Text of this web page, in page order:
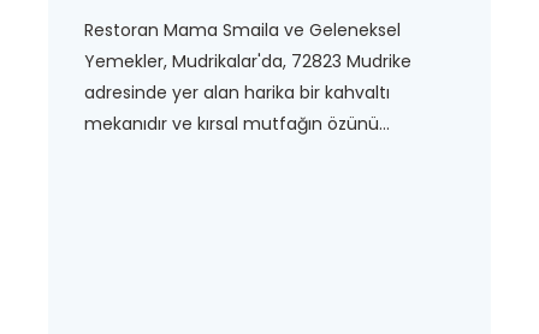
Restoran Mama Smaila ve Geleneksel
Yemekler, Mudrikalar'da, 72823 Mudrike
adresinde yer alan harika bir kahvaltı
mekanıdır ve kırsal mutfağın özünü...